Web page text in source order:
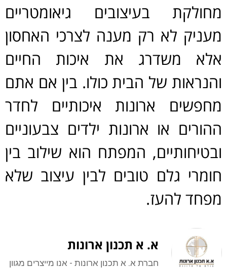
מחולקת בעיצובים גיאומטריים
מעניק לא רק מענה לצרכי האחסון
אלא משדרג את איכות החיים
והנראות של הבית כולו. בין אם אתם
מחפשים ארונות איכותיים לחדר
ההורים או ארונות ילדים צבעוניים
ובטיחותיים, המפתח הוא שילוב בין
חומרי גלם טובים לבין עיצוב שלא
מפחד להעז.
א. א תכנון ארונות
חברת א. א תכנון ארונות - אנו מייצרים מגוון